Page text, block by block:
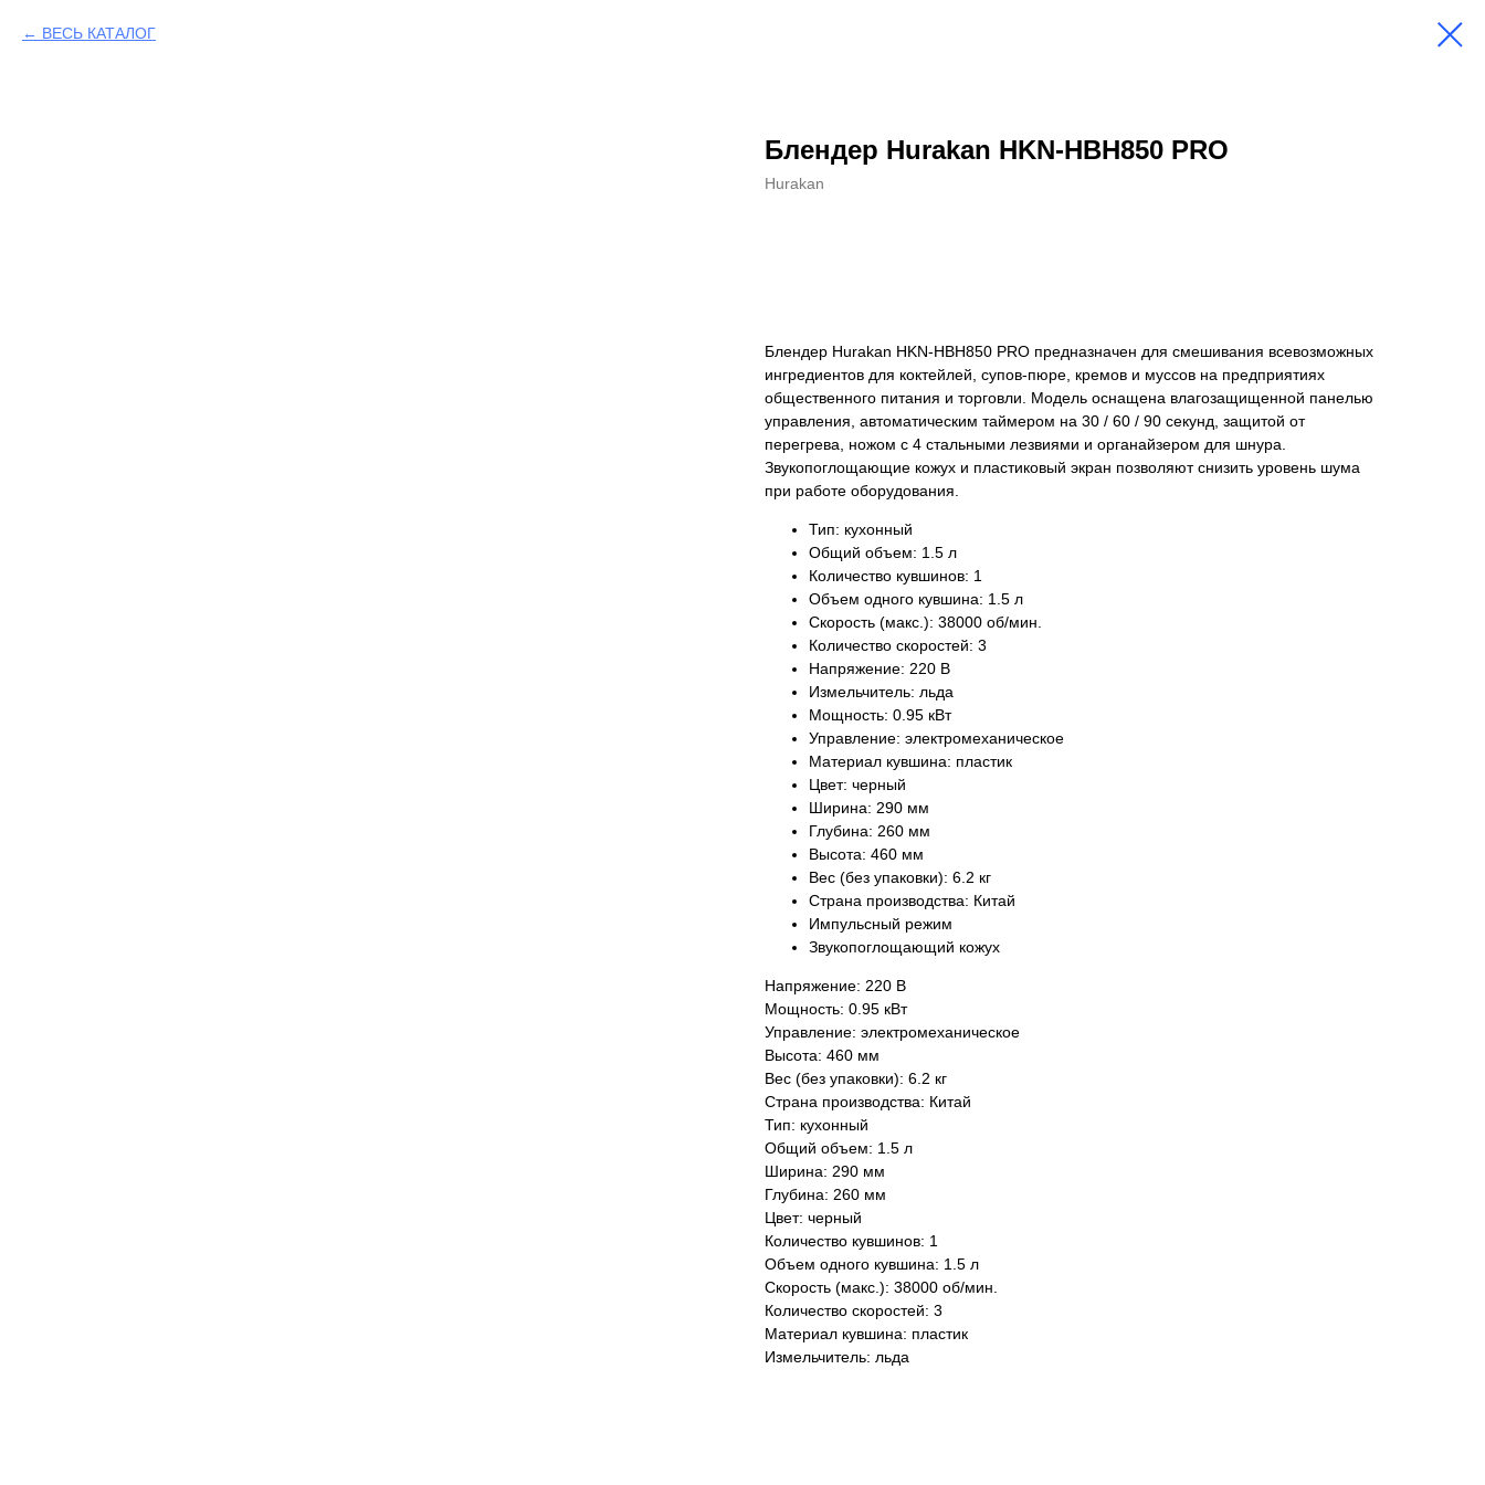
ВЕСЬ КАТАЛОГ
Блендер Hurakan HKN-HBH850 PRO
Hurakan
Блендер Hurakan HKN-HBH850 PRO предназначен для смешивания всевозможных
ингредиентов для коктейлей, супов-пюре, кремов и муссов на предприятиях
общественного питания и торговли. Модель оснащена влагозащищенной панелью
управления, автоматическим таймером на 30 / 60 / 90 секунд, защитой от
перегрева, ножом с 4 стальными лезвиями и органайзером для шнура.
Звукопоглощающие кожух и пластиковый экран позволяют снизить уровень шума
при работе оборудования.
Тип: кухонный
Общий объем: 1.5 л
Количество кувшинов: 1
Объем одного кувшина: 1.5 л
Скорость (макс.): 38000 об/мин.
Количество скоростей: 3
Напряжение: 220 В
Измельчитель: льда
Мощность: 0.95 кВт
Управление: электромеханическое
Материал кувшина: пластик
Цвет: черный
Ширина: 290 мм
Глубина: 260 мм
Высота: 460 мм
Вес (без упаковки): 6.2 кг
Страна производства: Китай
Импульсный режим
Звукопоглощающий кожух
Напряжение: 220 В
Мощность: 0.95 кВт
Управление: электромеханическое
Высота: 460 мм
Вес (без упаковки): 6.2 кг
Страна производства: Китай
Тип: кухонный
Общий объем: 1.5 л
Ширина: 290 мм
Глубина: 260 мм
Цвет: черный
Количество кувшинов: 1
Объем одного кувшина: 1.5 л
Скорость (макс.): 38000 об/мин.
Количество скоростей: 3
Материал кувшина: пластик
Измельчитель: льда